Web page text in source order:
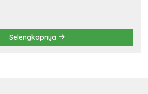
Selengkapnya